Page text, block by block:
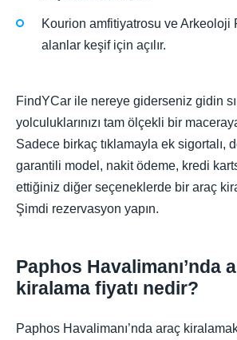
Kourion amfitiyatrosu ve Arkeoloji
alanlar keşif için açılır.
FindYCar ile nereye giderseniz gidin
yolculuklarınızı tam ölçekli bir
Sadece birkaç tıklamayla ek sigortalı,
garantili model, nakit ödeme, kredi
ettiğiniz diğer seçeneklerde bir araç
Şimdi rezervasyon yapın.
Paphos Havalimanı’nda
kiralama fiyatı nedir?
Paphos Havalimanı’nda araç